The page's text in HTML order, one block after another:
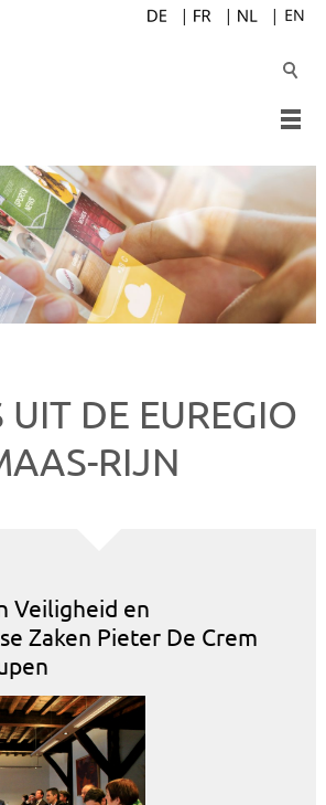
UIT DE EUREGIO
RIJN
Veiligheid en
Zaken Pieter De Crem